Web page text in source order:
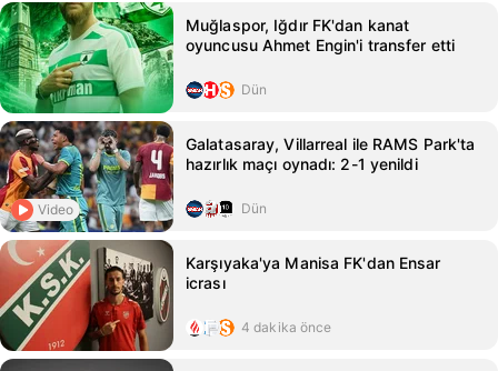
Muğlaspor, Iğdır FK'dan kanat
oyuncusu Ahmet Engin'i transfer etti
Dün
Video
Galatasaray, Villarreal ile RAMS Park'ta
hazırlık maçı oynadı: 2-1 yenildi
Dün
Karşıyaka'ya Manisa FK'dan Ensar
icrası
4 dakika önce